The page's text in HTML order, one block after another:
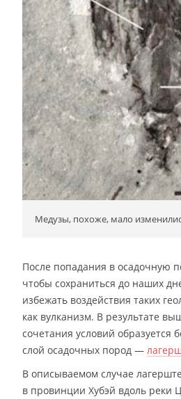
Медузы, похоже, мало
После попадания в осадочную
чтобы сохраниться до наших
избежать воздействия таких
как вулканизм. В результате
сочетания условий образуется
слой осадочных пород —
В описываемом случае
в провинции Хубэй вдоль реки